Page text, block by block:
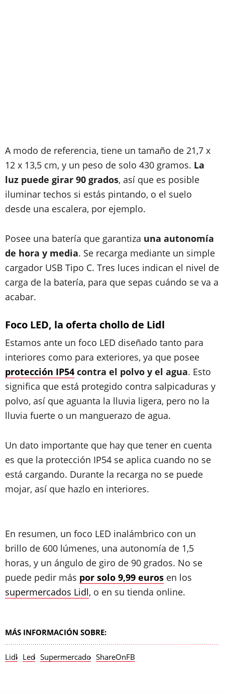
A modo de referencia, tiene un tamaño de 21,7 x
12 x 13,5 cm, y un peso de solo 430 gramos. La
luz puede girar 90 grados, así que es posible
iluminar techos si estás pintando, o el suelo
desde una escalera, por ejemplo.
Posee una batería que garantiza una autonomía
de hora y media. Se recarga mediante un simple
cargador USB Tipo C. Tres luces indican el nivel de
carga de la batería, para que sepas cuándo se va a
acabar.
Foco LED, la oferta chollo de Lidl
Estamos ante un foco LED diseñado tanto para
interiores como para exteriores, ya que posee
protección IP54 contra el polvo y el agua. Esto
significa que está protegido contra salpicaduras y
polvo, así que aguanta la lluvia ligera, pero no la
lluvia fuerte o un manguerazo de agua.
Un dato importante que hay que tener en cuenta
es que la protección IP54 se aplica cuando no se
está cargando. Durante la recarga no se puede
mojar, así que hazlo en interiores.
En resumen, un foco LED inalámbrico con un
brillo de 600 lúmenes, una autonomía de 1,5
horas, y un ángulo de giro de 90 grados. No se
puede pedir más por solo 9,99 euros en los
supermercados Lidl, o en su tienda online.
MÁS INFORMACIÓN SOBRE:
Lidl Led Supermercado ShareOnFB